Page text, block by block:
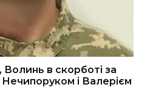
Волинь в скорботі за
і Валерієм